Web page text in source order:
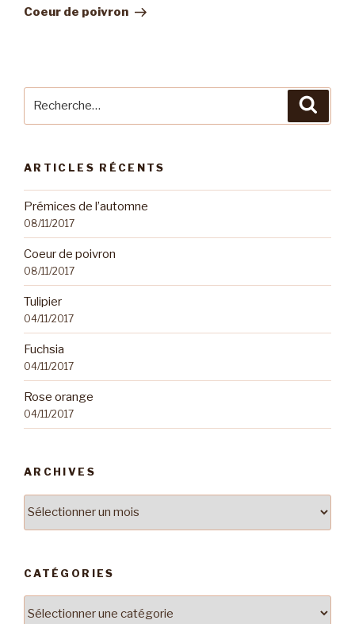
suivant
Coeur de poivron
ARTICLES RÉCENTS
Prémices de l’automne
08/11/2017
Coeur de poivron
08/11/2017
Tulipier
04/11/2017
Fuchsia
04/11/2017
Rose orange
04/11/2017
ARCHIVES
Archives
CATÉGORIES